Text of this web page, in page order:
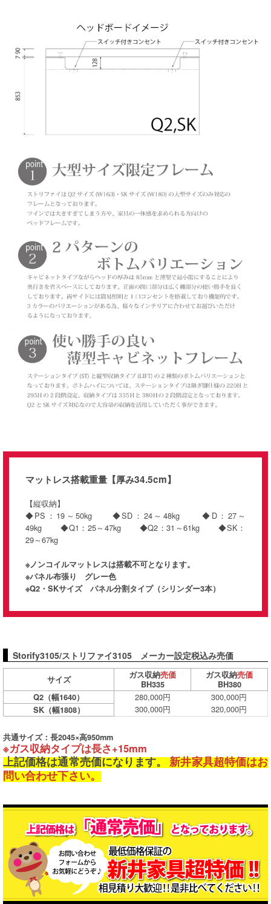
マットレス搭載重量【厚み34.5cm】
【縦収納】
◆PS：19～50kg ◆SD：24～48kg ◆D：27～
49kg ◆Q1：25～47kg ◆Q2：31～61kg ◆SK：
29～67kg
※ノンコイルマットレスは搭載不可となります。
※パネル布張り グレー色
※Q2・SKサイズ パネル分割タイプ（シリンダー3本）
Storify3105/ストリファイ3105 メーカー設定税込み売価
サイズ ガス収納売価
BH335
ガス収納売価
BH380
Q2（幅1640）
280,000円 300,000円
SK（幅1808） 300,000円 320,000円
共通サイズ：長2045×高950mm
※ガス収納タイプは長さ+15mm
上記価格は通常売価になります。新井家具超特価はお
問い合わせ下さい。